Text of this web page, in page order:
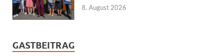
8. August 2026
GASTBEITRAG